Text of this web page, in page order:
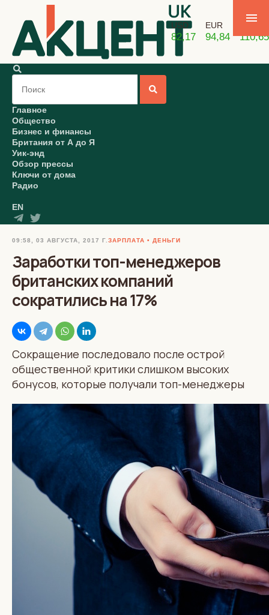
USD
82,17
EUR
94,84 110,65
Главное
Общество
Бизнес и финансы
Британия от А до Я
Уик-энд
Обзор прессы
Ключи от дома
Радио
EN
09:58, 03 АВГУСТА, 2017 Г. ЗАРПЛАТА ДЕНЬГИ
Заработки топ-менеджеров
британских компаний
сократились на 17%
Сокращение последовало после острой
общественной критики слишком высоких
бонусов, которые получали топ-менеджеры